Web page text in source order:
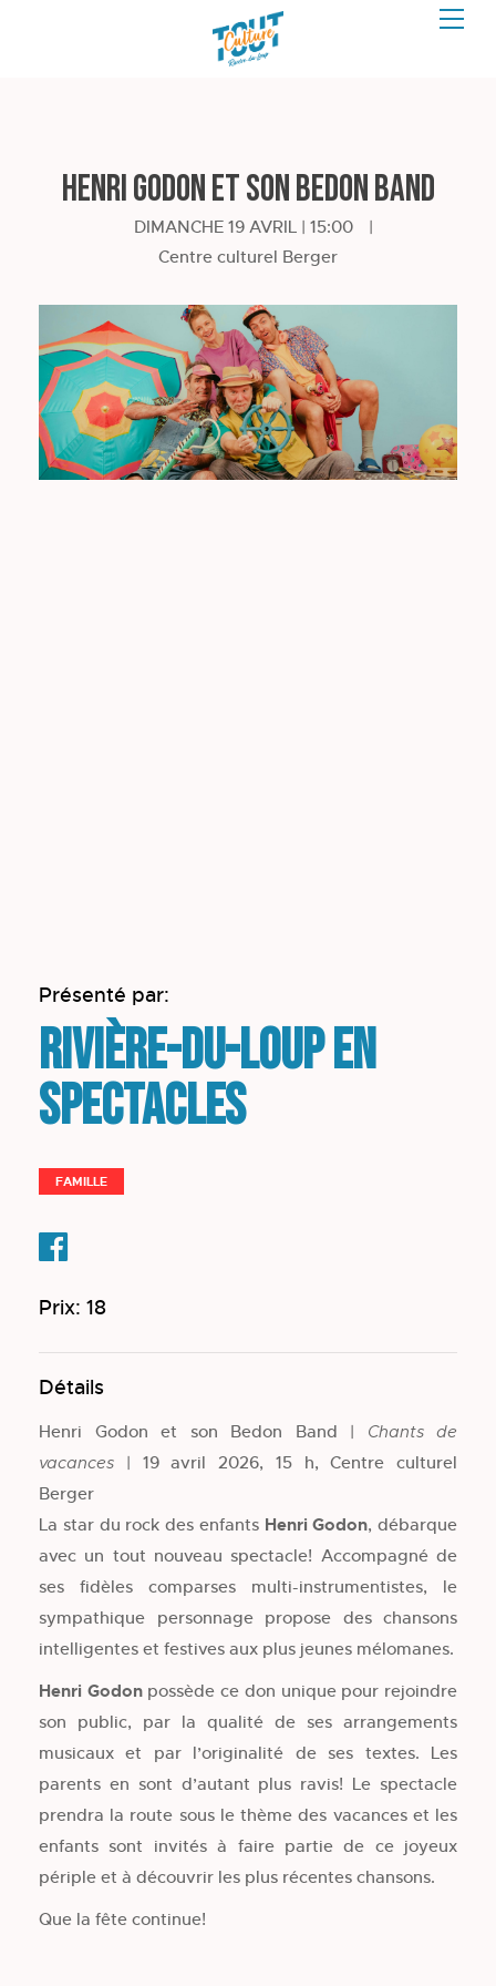
Henri Godon et son Bedon Band
DIMANCHE 19 AVRIL | 15:00
|
Centre culturel Berger
Présenté par:
Rivière-du-Loup en
spectacles
FAMILLE
Prix: 18
Détails
Henri Godon et son Bedon Band |
Chants de
vacances | 19 avril 2026, 15 h, Centre culturel
Berger
La star du rock des enfants Henri Godon, débarque
avec un tout nouveau spectacle! Accompagné de
ses fidèles comparses multi-instrumentistes, le
sympathique personnage propose des chansons
intelligentes et festives aux plus jeunes mélomanes.
Henri Godonpossède ce don unique pour rejoindre
son public, par la qualité de ses arrangements
musicaux et par l’originalité de ses textes. Les
parents en sont d’autant plus ravis! Le spectacle
prendra la route sous le thème des vacances et les
enfants sont invités à faire partie de ce joyeux
périple et à découvrir les plus récentes chansons.
Que la fête continue!